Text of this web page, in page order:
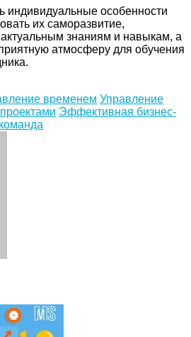
индивидуальные особенности
их саморазвитие,
актуальным знаниям и навыкам, а
атмосферу для обучения
временем Управление
Эффективная бизнес-